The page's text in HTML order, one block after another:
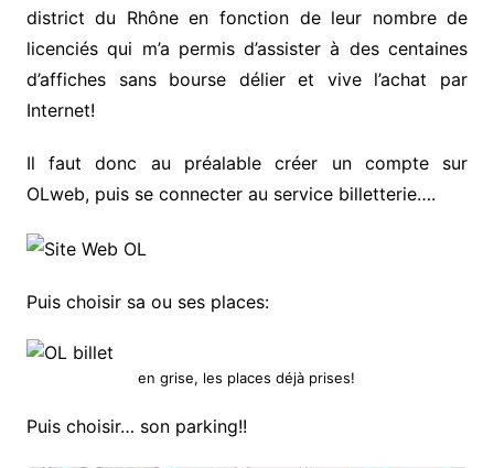
district du Rhône en fonction de leur nombre de
licenciés qui m’a permis d’assister à des centaines
d’affiches sans bourse délier et vive l’achat par
Internet!
Il faut donc au préalable créer un compte sur
OLweb, puis se connecter au service billetterie….
Puis choisir sa ou ses places:
en grise, les places déjà prises!
Puis choisir… son parking!!